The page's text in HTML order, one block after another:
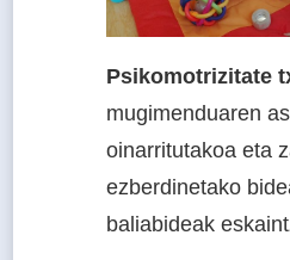
Psikomotrizitate
mugimenduaren
oinarritutakoa eta
ezberdinetako
baliabideak